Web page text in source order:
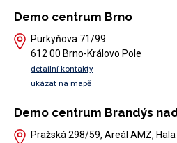
Demo centrum Brno
Purkyňova 71/99
612 00 Brno-Královo Pole
detailní kontakty
ukázat na mapě
Demo centrum Brandýs
Pražská 298/59, Areál AMZ, Hala